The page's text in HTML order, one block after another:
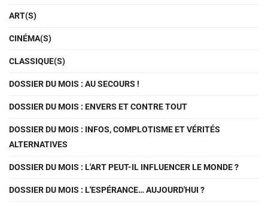
ART(S)
CINÉMA(S)
CLASSIQUE(S)
DOSSIER DU MOIS : AU SECOURS !
DOSSIER DU MOIS : ENVERS ET CONTRE TOUT
DOSSIER DU MOIS : INFOS, COMPLOTISME ET VÉRITÉS
ALTERNATIVES
DOSSIER DU MOIS : L'ART PEUT-IL INFLUENCER LE MONDE ?
DOSSIER DU MOIS : L'ESPÉRANCE… AUJOURD'HUI ?